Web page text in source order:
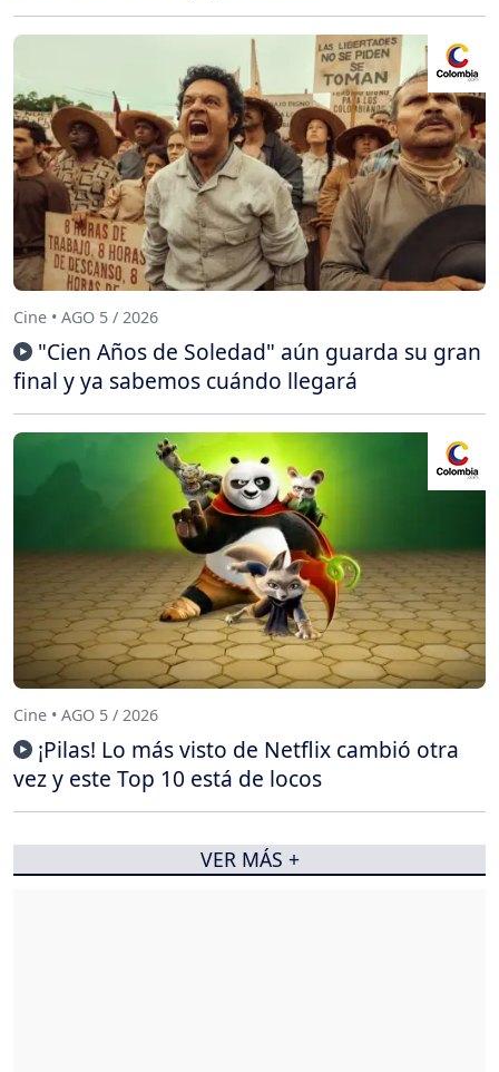
Cine • AGO 5 / 2026
"Cien Años de Soledad" aún guarda su gran
final y ya sabemos cuándo llegará
Cine • AGO 5 / 2026
¡Pilas! Lo más visto de Netflix cambió otra
vez y este Top 10 está de locos
VER MÁS +